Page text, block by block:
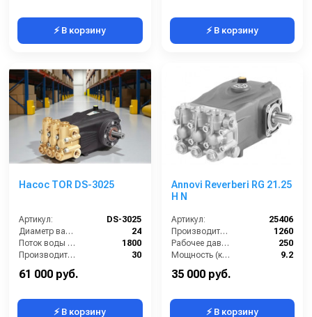
⚡ В корзину ⚡ В корзину
Насос TOR DS-3025
Артикул:
DS-3025
Диаметр вала (мм):
24
Поток воды (л/час):
1800
Производительность (л/мин):
30
Температура (°C):
61 000 руб.
⚡ В корзину
Annovi Reverberi RG 21.25
H N
Артикул:
25406
Производительность (л/ч):
1260
Рабочее давление (бар):
250
Мощность (кВт):
9.2
35 000 руб.
⚡ В корзину